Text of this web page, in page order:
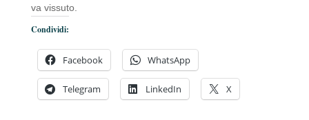
va vissuto.
Condividi:
Facebook WhatsApp
Telegram LinkedIn X